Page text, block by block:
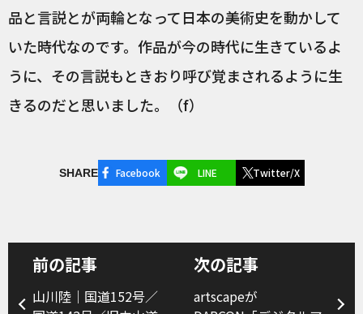
品と言説とが両輪となって日本の美術史を動かして
いた時代なのです。作品が今の時代に生きているよ
うに、その言説もときおり呼び覚まされるように生
きるのだと思いました。（f）
SHARE Facebook LINE Twitter/X
前の記事
山川陸｜国道152号／
次の記事
artscapeが